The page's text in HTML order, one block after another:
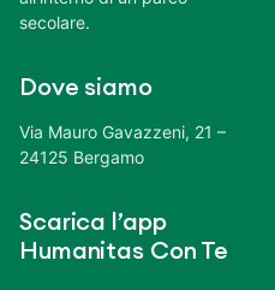
secolare.
Dove siamo
Via Mauro Gavazzeni, 21 –
24125 Bergamo
Scarica l’app
Humanitas Con Te